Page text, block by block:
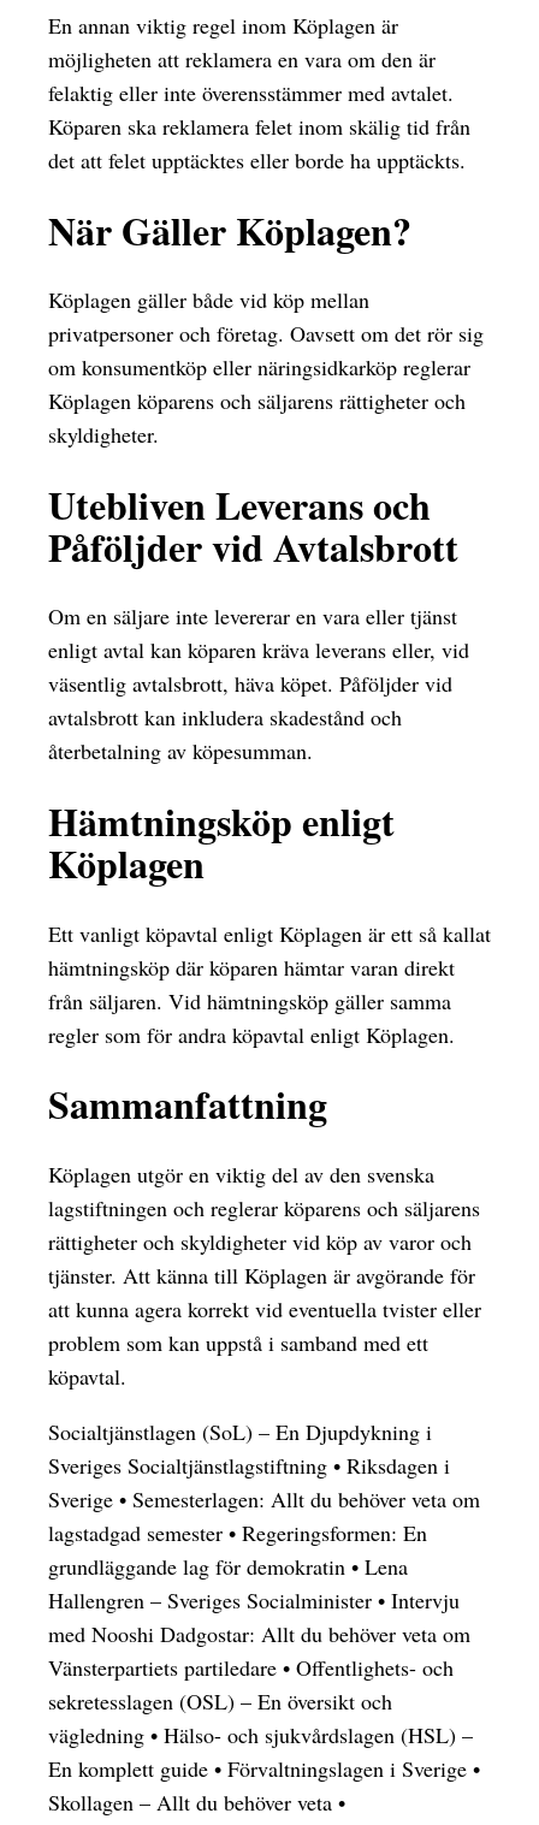
En annan viktig regel inom Köplagen är
möjligheten att reklamera en vara om den är
felaktig eller inte överensstämmer med avtalet.
Köparen ska reklamera felet inom skälig tid från
det att felet upptäcktes eller borde ha upptäckts.
När Gäller Köplagen?
Köplagen gäller både vid köp mellan
privatpersoner och företag. Oavsett om det rör sig
om konsumentköp eller näringsidkarköp reglerar
Köplagen köparens och säljarens rättigheter och
skyldigheter.
Utebliven Leverans och
Påföljder vid Avtalsbrott
Om en säljare inte levererar en vara eller tjänst
enligt avtal kan köparen kräva leverans eller, vid
väsentlig avtalsbrott, häva köpet. Påföljder vid
avtalsbrott kan inkludera skadestånd och
återbetalning av köpesumman.
Hämtningsköp enligt
Köplagen
Ett vanligt köpavtal enligt Köplagen är ett så kallat
hämtningsköp där köparen hämtar varan direkt
från säljaren. Vid hämtningsköp gäller samma
regler som för andra köpavtal enligt Köplagen.
Sammanfattning
Köplagen utgör en viktig del av den svenska
lagstiftningen och reglerar köparens och säljarens
rättigheter och skyldigheter vid köp av varor och
tjänster. Att känna till Köplagen är avgörande för
att kunna agera korrekt vid eventuella tvister eller
problem som kan uppstå i samband med ett
köpavtal.
Socialtjänstlagen (SoL) – En Djupdykning i
Sveriges Socialtjänstlagstiftning • Riksdagen i
Sverige • Semesterlagen: Allt du behöver veta om
lagstadgad semester • Regeringsformen: En
grundläggande lag för demokratin • Lena
Hallengren – Sveriges Socialminister • Intervju
med Nooshi Dadgostar: Allt du behöver veta om
Vänsterpartiets partiledare • Offentlighets- och
sekretesslagen (OSL) – En översikt och
vägledning • Hälso- och sjukvårdslagen (HSL) –
En komplett guide • Förvaltningslagen i Sverige •
Skollagen – Allt du behöver veta •